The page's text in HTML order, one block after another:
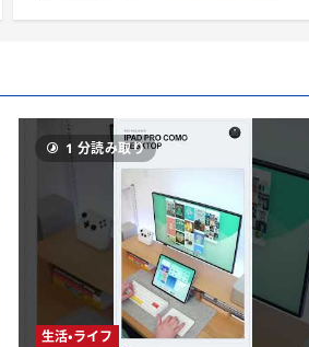
1 分読み取り
生活・ライフ